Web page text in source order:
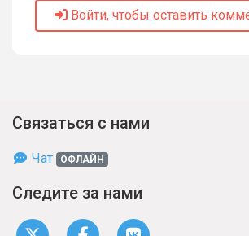
Войти, чтобы оставить
Связаться с нами
Чат ОФЛАЙН
Следите за нами